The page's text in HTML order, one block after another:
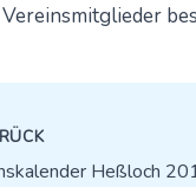
Vereinsmitglieder
Heßloch